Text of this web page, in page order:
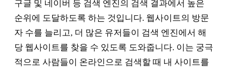
구글 및 네이버 등 검색 엔진의 검색 결과에서 높은
순위에 도달하도록 하는 것입니다. 웹사이트의 방문
자 수를 늘리고, 더 많은 유저들이 검색 엔진에서 해
당 웹사이트를 찾을 수 있도록 도와줍니다. 이는 궁극
적으로 사람들이 온라인으로 검색할 때 내 사이트를